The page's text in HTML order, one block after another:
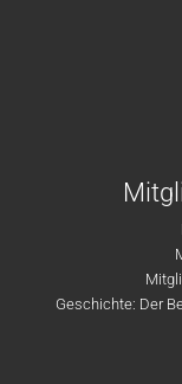
Geschichte: Der